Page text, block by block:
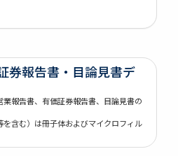
券報告書・目論見書デ
報告書、有価証券報告書、目論見書の
含む）は冊子体およびマイクロフィル